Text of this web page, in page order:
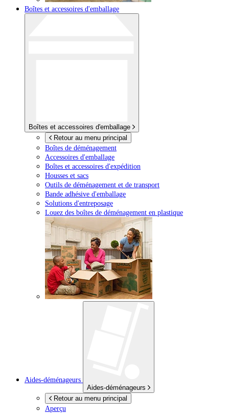
Boîtes et accessoires d'emballage
Boîtes et accessoires d'emballage
Retour au menu principal
Boîtes de déménagement
Accessoires d'emballage
Boîtes et accessoires d'expédition
Housses et sacs
Outils de déménagement et de transport
Bande adhésive d'emballage
Solutions d'entreposage
Louez des boîtes de déménagement en plastique
Aides-déménageurs
Aides-déménageurs
Retour au menu principal
Aperçu